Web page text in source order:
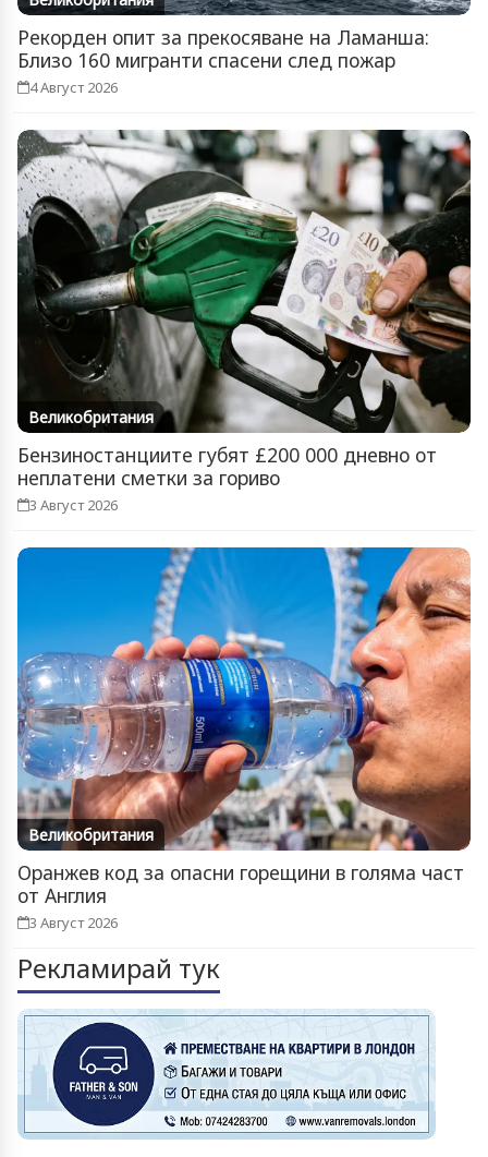
Рекорден опит за прекосяване на Ламанша:
Близо 160 мигранти спасени след пожар
4 Август 2026
Великобритания
Бензиностанциите губят £200 000 дневно от
неплатени сметки за гориво
3 Август 2026
Великобритания
Оранжев код за опасни горещини в голяма част
от Англия
3 Август 2026
Рекламирай тук